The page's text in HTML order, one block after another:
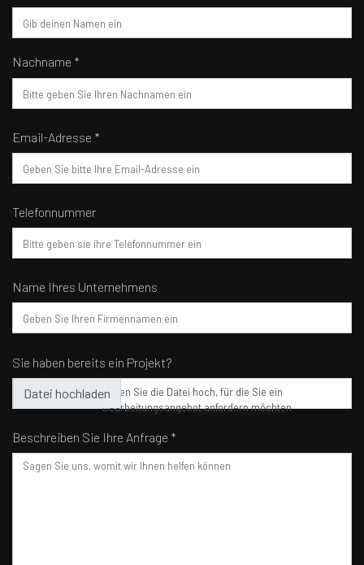
Nachname *
Email-Adresse *
Telefonnummer
Name Ihres Unternehmens
Sie haben bereits ein Projekt?
Laden Sie die Datei hoch, für die Sie ein
Bearbeitungsangebot anfordern möchten
Beschreiben Sie Ihre Anfrage *